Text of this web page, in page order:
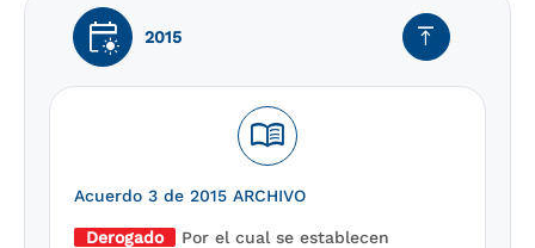
early_on 2015 vertical_align_top
menu_book
Acuerdo 3 de 2015 ARCHIVO
Derogado
Por el cual se establecen